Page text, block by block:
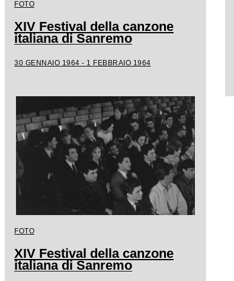
FOTO
XIV Festival della canzone
italiana di Sanremo
30 GENNAIO 1964 - 1 FEBBRAIO 1964
FOTO
XIV Festival della canzone
italiana di Sanremo